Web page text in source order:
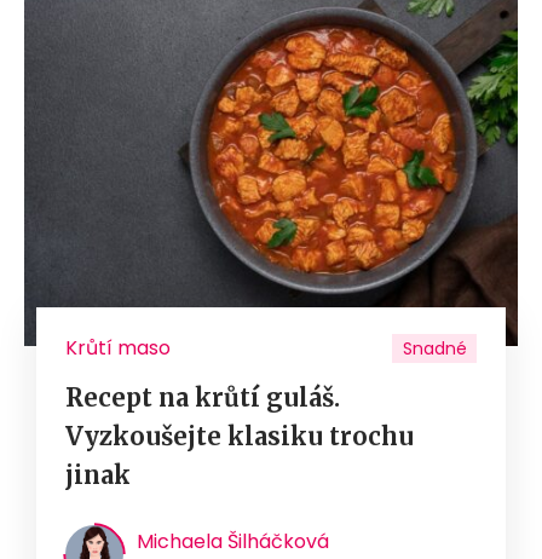
Krůtí maso Snadné
Recept na krůtí guláš.
Vyzkoušejte klasiku trochu
jinak
Michaela Šilháčková